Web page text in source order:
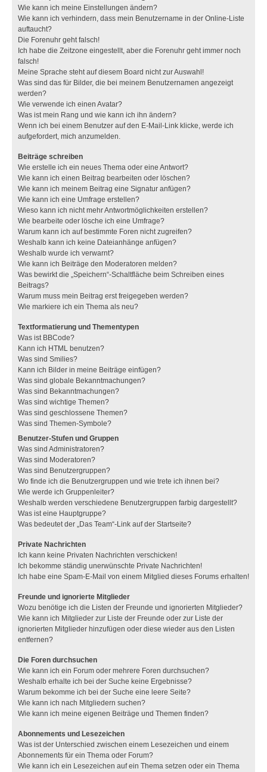
Wie kann ich meine Einstellungen ändern?
Wie kann ich verhindern, dass mein Benutzername in der Online-Liste
auftaucht?
Die Forenuhr geht falsch!
Ich habe die Zeitzone eingestellt, aber die Forenuhr geht immer noch
falsch!
Meine Sprache steht auf diesem Board nicht zur Auswahl!
Was sind das für Bilder, die bei meinem Benutzernamen angezeigt
werden?
Wie verwende ich einen Avatar?
Was ist mein Rang und wie kann ich ihn ändern?
Wenn ich bei einem Benutzer auf den E-Mail-Link klicke, werde ich
aufgefordert, mich anzumelden.
Beiträge schreiben
Wie erstelle ich ein neues Thema oder eine Antwort?
Wie kann ich einen Beitrag bearbeiten oder löschen?
Wie kann ich meinem Beitrag eine Signatur anfügen?
Wie kann ich eine Umfrage erstellen?
Wieso kann ich nicht mehr Antwortmöglichkeiten erstellen?
Wie bearbeite oder lösche ich eine Umfrage?
Warum kann ich auf bestimmte Foren nicht zugreifen?
Weshalb kann ich keine Dateianhänge anfügen?
Weshalb wurde ich verwarnt?
Wie kann ich Beiträge den Moderatoren melden?
Was bewirkt die „Speichern“-Schaltfläche beim Schreiben eines
Beitrags?
Warum muss mein Beitrag erst freigegeben werden?
Wie markiere ich ein Thema als neu?
Textformatierung und Thementypen
Was ist BBCode?
Kann ich HTML benutzen?
Was sind Smilies?
Kann ich Bilder in meine Beiträge einfügen?
Was sind globale Bekanntmachungen?
Was sind Bekanntmachungen?
Was sind wichtige Themen?
Was sind geschlossene Themen?
Was sind Themen-Symbole?
Benutzer-Stufen und Gruppen
Was sind Administratoren?
Was sind Moderatoren?
Was sind Benutzergruppen?
Wo finde ich die Benutzergruppen und wie trete ich ihnen bei?
Wie werde ich Gruppenleiter?
Weshalb werden verschiedene Benutzergruppen farbig dargestellt?
Was ist eine Hauptgruppe?
Was bedeutet der „Das Team“-Link auf der Startseite?
Private Nachrichten
Ich kann keine Privaten Nachrichten verschicken!
Ich bekomme ständig unerwünschte Private Nachrichten!
Ich habe eine Spam-E-Mail von einem Mitglied dieses Forums erhalten!
Freunde und ignorierte Mitglieder
Wozu benötige ich die Listen der Freunde und ignorierten Mitglieder?
Wie kann ich Mitglieder zur Liste der Freunde oder zur Liste der
ignorierten Mitglieder hinzufügen oder diese wieder aus den Listen
entfernen?
Die Foren durchsuchen
Wie kann ich ein Forum oder mehrere Foren durchsuchen?
Weshalb erhalte ich bei der Suche keine Ergebnisse?
Warum bekomme ich bei der Suche eine leere Seite?
Wie kann ich nach Mitgliedern suchen?
Wie kann ich meine eigenen Beiträge und Themen finden?
Abonnements und Lesezeichen
Was ist der Unterschied zwischen einem Lesezeichen und einem
Abonnements für ein Thema oder Forum?
Wie kann ich ein Lesezeichen auf ein Thema setzen oder ein Thema